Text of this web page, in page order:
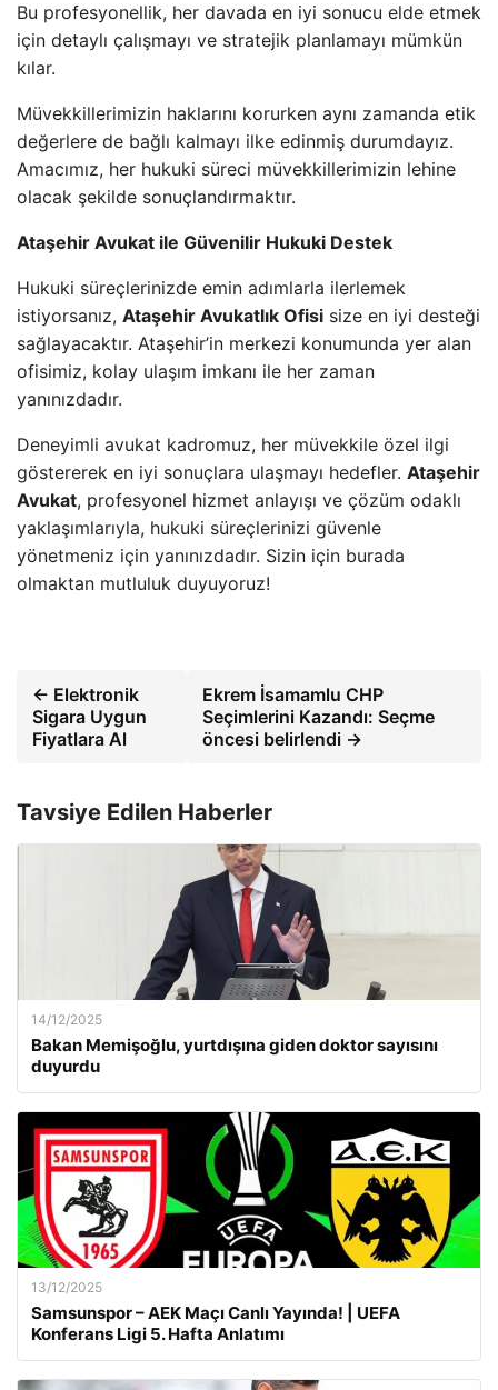
Bu profesyonellik, her davada en iyi sonucu elde etmek
için detaylı çalışmayı ve stratejik planlamayı mümkün
kılar.
Müvekkillerimizin haklarını korurken aynı zamanda etik
değerlere de bağlı kalmayı ilke edinmiş durumdayız.
Amacımız, her hukuki süreci müvekkillerimizin lehine
olacak şekilde sonuçlandırmaktır.
Ataşehir Avukat ile Güvenilir Hukuki Destek
Hukuki süreçlerinizde emin adımlarla ilerlemek
istiyorsanız, Ataşehir Avukatlık Ofisi size en iyi desteği
sağlayacaktır. Ataşehir’in merkezi konumunda yer alan
ofisimiz, kolay ulaşım imkanı ile her zaman
yanınızdadır.
Deneyimli avukat kadromuz, her müvekkile özel ilgi
göstererek en iyi sonuçlara ulaşmayı hedefler. Ataşehir
Avukat, profesyonel hizmet anlayışı ve çözüm odaklı
yaklaşımlarıyla, hukuki süreçlerinizi güvenle
yönetmeniz için yanınızdadır. Sizin için burada
olmaktan mutluluk duyuyoruz!
← Elektronik
Sigara Uygun
Fiyatlara Al
Ekrem İsamamlu CHP
Seçimlerini Kazandı: Seçme
öncesi belirlendi →
Tavsiye Edilen Haberler
14/12/2025
Bakan Memişoğlu, yurtdışına giden doktor sayısını
duyurdu
13/12/2025
Samsunspor – AEK Maçı Canlı Yayında! | UEFA
Konferans Ligi 5. Hafta Anlatımı